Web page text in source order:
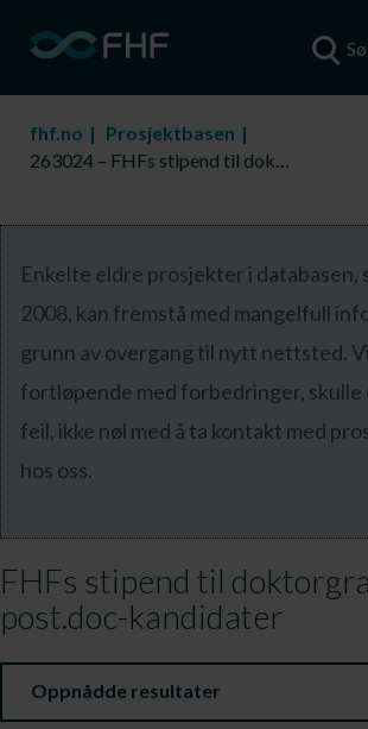
fhf.no
Prosjektbasen
263024 – FHFs stipend til doktorgrads- og post.doc-kandidater
Enkelte eldre prosjekter i
2008, kan fremstå med mangelfull
grunn av overgang til nytt nettsted.
fortløpende med forbedringer, skulle
feil, ikke nøl med å ta kontakt med
hos oss.
FHFs stipend til
post.doc-kandidater
Oppnådde resultater